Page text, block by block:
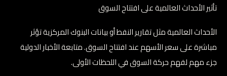
تأثير الأحداث العالمية على افتتاح السوق
الأحداث العالمية مثل تقارير النفط أو بيانات البنوك المركزية تؤثر
مباشرة على سعر الأسهم عند افتتاح السوق. متابعة الأخبار الدولية
جزء مهم لفهم حركة السوق في اللحظات الأولى.